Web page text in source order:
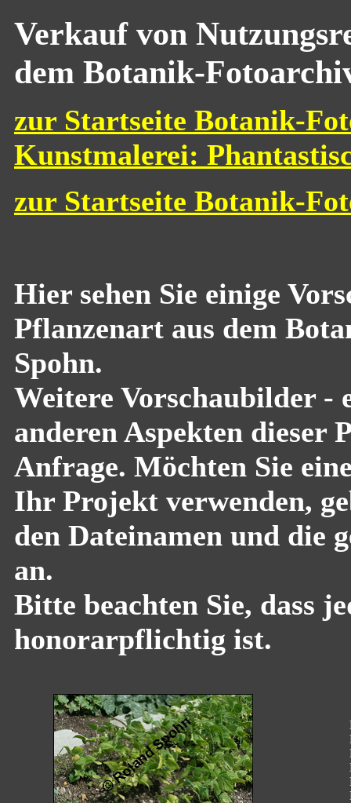
Verkauf von
dem Botanik-
zur Startseite Botanik-
Kunstmalerei:
zur Startseite Botanik-
Hier sehen Sie einige
Pflanzenart aus dem
Spohn.
Weitere Vorschaubilder -
anderen Aspekten dieser
Anfrage. Möchten Sie
Ihr Projekt verwenden,
den Dateinamen und die
an.
Bitte beachten Sie, dass
honorarpflichtig ist.